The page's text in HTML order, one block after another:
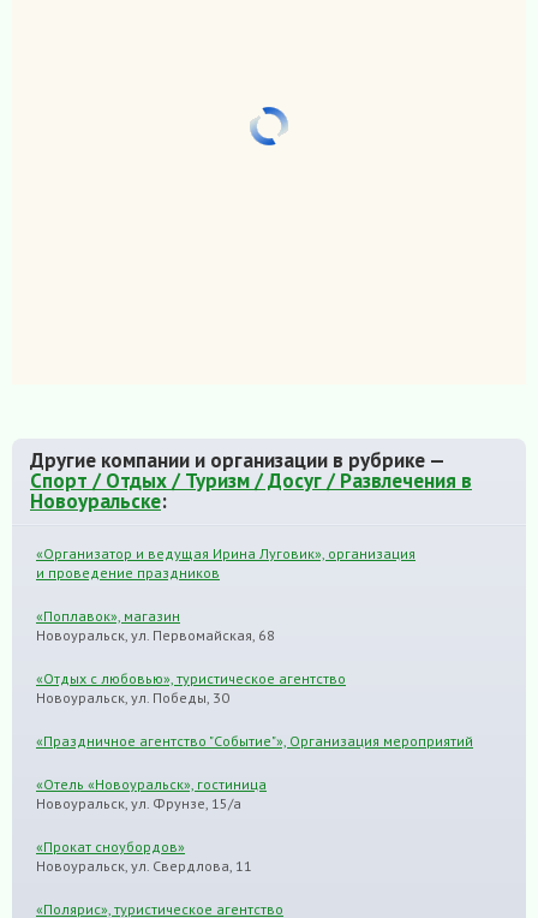
Другие компании и организации в рубрике —
Спорт / Отдых / Туризм / Досуг / Развлечения в
Новоуральске:
«Организатор и ведущая Ирина Луговик», организация
и проведение праздников
«Поплавок», магазин
Новоуральск, ул. Первомайская, 68
«Отдых с любовью», туристическое агентство
Новоуральск, ул. Победы, 30
«Праздничное агентство "Событие"», Организация мероприятий
«Отель «Новоуральск», гостиница
Новоуральск, ул. Фрунзе, 15/а
«Прокат сноубордов»
Новоуральск, ул. Свердлова, 11
«Полярис», туристическое агентство